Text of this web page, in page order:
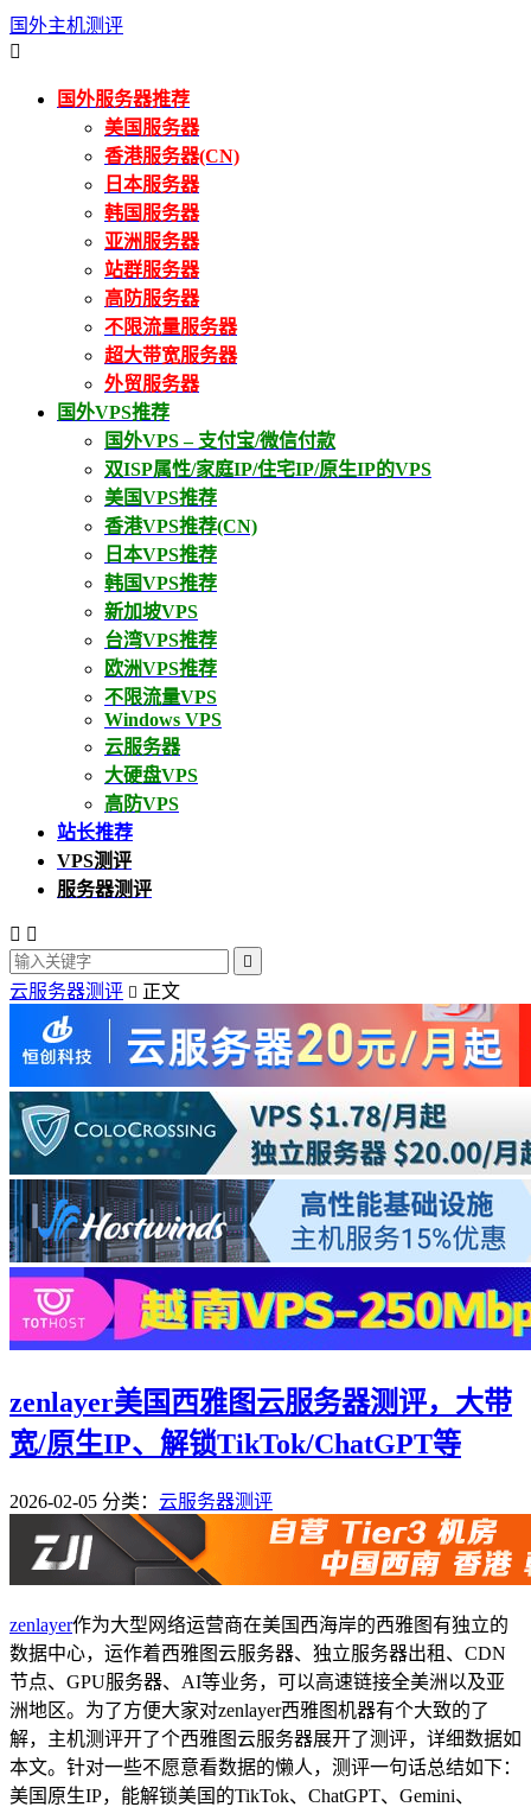
国外主机测评

国外服务器推荐
美国服务器
香港服务器(CN)
日本服务器
韩国服务器
亚洲服务器
站群服务器
高防服务器
不限流量服务器
超大带宽服务器
外贸服务器
国外VPS推荐
国外VPS – 支付宝/微信付款
双ISP属性/家庭IP/住宅IP/原生IP的VPS
美国VPS推荐
香港VPS推荐(CN)
日本VPS推荐
韩国VPS推荐
新加坡VPS
台湾VPS推荐
欧洲VPS推荐
不限流量VPS
Windows VPS
云服务器
大硬盘VPS
高防VPS
站长推荐
VPS测评
服务器测评
 

云服务器测评  正文
zenlayer美国西雅图云服务器测评，大带
宽/原生IP、解锁TikTok/ChatGPT等
2026-02-05 分类： 云服务器测评
zenlayer作为大型网络运营商在美国西海岸的西雅图有独立的
数据中心，运作着西雅图云服务器、独立服务器出租、CDN
节点、GPU服务器、AI等业务，可以高速链接全美洲以及亚
洲地区。为了方便大家对zenlayer西雅图机器有个大致的了
解，主机测评开了个西雅图云服务器展开了测评，详细数据如
本文。针对一些不愿意看数据的懒人，测评一句话总结如下：
美国原生IP，能解锁美国的TikTok、ChatGPT、Gemini、